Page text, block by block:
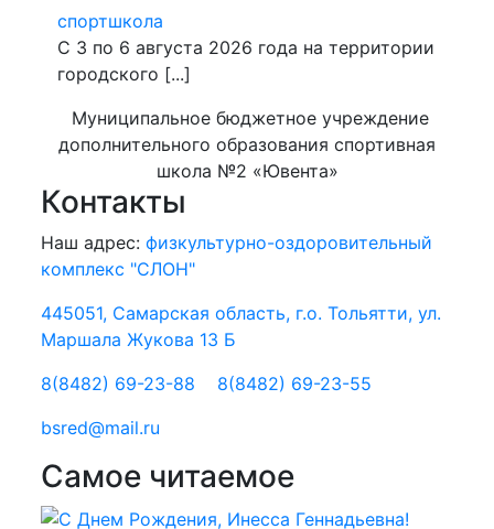
спортшкола
С 3 по 6 августа 2026 года на территории
городского [...]
Муниципальное бюджетное учреждение
дополнительного образования спортивная
школа №2 «Ювента»
Контакты
Наш адрес:физкультурно-оздоровительный
комплекс "СЛОН"
445051, Самарская область, г.о. Тольятти, ул.
Маршала Жукова 13 Б
8(8482) 69-23-88
8(8482) 69-23-55
bsred@mail.ru
Самое читаемое